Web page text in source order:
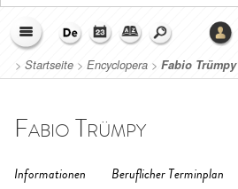
> Startseite > Encyclopera > Fabio Trümpy
Fabio Trümpy
Informationen
Beruflicher Terminplan